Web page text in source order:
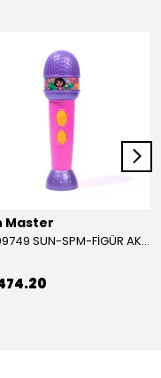
Master
00009749 SUN-SPM-FİGÜR AKS. DORA MİKROFON YAĞMUR ORMANI RİTMİ (DORA) SESLİ